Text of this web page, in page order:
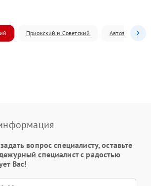
Приокский и Советский Автозаводский
вопрос специалисту, оставьте
специалист с радостью
Вас!